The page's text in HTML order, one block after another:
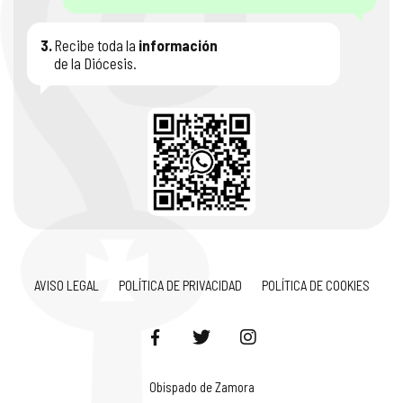
3. Recibe toda la información
de la Diócesis.
AVISO LEGAL POLÍTICA DE PRIVACIDAD POLÍTICA DE COOKIES
Obispado de Zamora